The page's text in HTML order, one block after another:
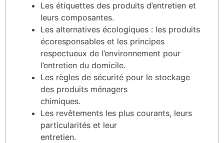
Les étiquettes des produits d’entretien et
leurs composantes.
Les alternatives écologiques : les produits
écoresponsables et les principes
respectueux de l’environnement pour
l’entretien du domicile.
Les règles de sécurité pour le stockage
des produits ménagers
chimiques.
Les revêtements les plus courants, leurs
particularités et leur
entretien.